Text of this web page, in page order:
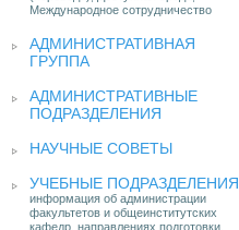
Международное сотрудничество
АДМИНИСТРАТИВНАЯ
ГРУППА
АДМИНИСТРАТИВНЫЕ
ПОДРАЗДЕЛЕНИЯ
НАУЧНЫЕ СОВЕТЫ
УЧЕБНЫЕ ПОДРАЗДЕЛЕНИЯ
информация об администрации
факультетов и общеинститутских
кафедр, направлениях подготовки,